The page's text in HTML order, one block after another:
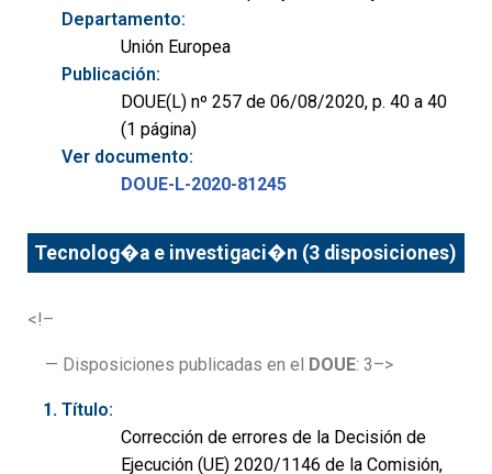
Departamento:
Unión Europea
Publicación:
DOUE(L) nº 257 de 06/08/2020, p. 40 a 40
(1 página)
Ver documento:
DOUE-L-2020-81245
Tecnolog�a e investigaci�n (3 disposiciones)
<!–
— Disposiciones publicadas en el DOUE: 3–>
Título:
Corrección de errores de la Decisión de
Ejecución (UE) 2020/1146 de la Comisión,